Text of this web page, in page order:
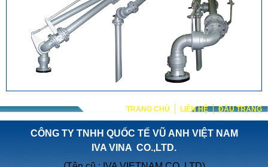
TRANG CHỦ LIÊN HỆ ĐẦU TRANG
CÔNG TY TNHH QUỐC TẾ VŨ ANH VIỆT NAM
IVA VINA CO.,LTD.